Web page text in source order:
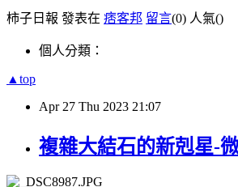
柿子日報 發表在 痞客邦 留言(0) 人氣()
個人分類：
▲top
Apr 27 Thu 2023 21:07
複雜大結石的新剋星-